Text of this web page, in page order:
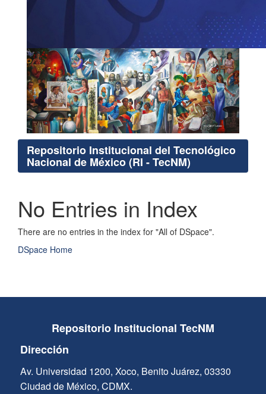
Repositorio Institucional del Tecnológico
Nacional de México (RI - TecNM)
No Entries in Index
There are no entries in the index for "All of DSpace".
DSpace Home
Repositorio Institucional TecNM
Dirección
Av. Universidad 1200, Xoco, Benito Juárez, 03330
Ciudad de México, CDMX.